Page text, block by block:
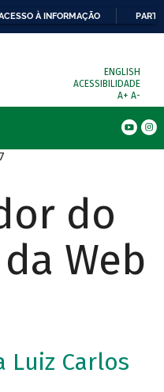
À INFORMAÇÃO
ENGLISH
ACESSIBILIDADE
A+ A-
do
Web
Luiz Carlos